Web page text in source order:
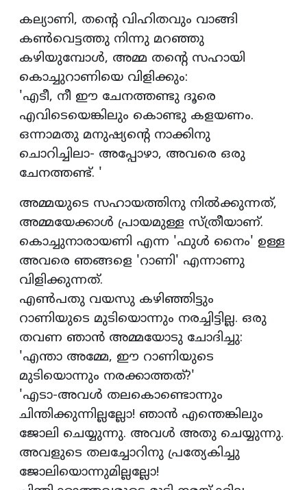
കല്യാണി, തന്റെ വിഹിതവും വാങ്ങി
കണ്‍വെട്ടത്തു നിന്നു മറഞ്ഞു
കഴിയുമ്പോള്‍, അമ്മ തന്റെ സഹായി
കൊച്ചുറാണിയെ വിളിക്കും:
'എടീ, നീ ഈ ചേനത്തണ്ടു ദൂരെ
എവിടെയെങ്കിലും കൊണ്ടു കളയണം.
ഒന്നാമതു മനുഷ്യന്റെ നാക്കിനു
ചൊറിച്ചിലാ- അപ്പോഴാ, അവരെ ഒരു
ചേനത്തണ്ട്. '
അമ്മയുടെ സഹായത്തിനു നില്‍ക്കുന്നത്,
അമ്മയേക്കാള്‍ പ്രായമുള്ള സ്ത്രീയാണ്.
കൊച്ചുനാരായണി എന്ന 'ഫുള്‍ നൈം' ഉള്ള
അവരെ ഞങ്ങളെ 'റാണി' എന്നാണു
വിളിക്കുന്നത്.
എണ്‍പതു വയസു കഴിഞ്ഞിട്ടും
റാണിയുടെ മുടിയൊന്നും നരച്ചിട്ടില്ല. ഒരു
തവണ ഞാന്‍ അമ്മയോടു ചോദിച്ചു:
'എന്താ അമ്മേ, ഈ റാണിയുടെ
മുടിയൊന്നും നരക്കാത്തത്?'
'എടാ-അവള്‍ തലകൊണ്ടൊന്നും
ചിന്തിക്കുന്നില്ലല്ലോ! ഞാന്‍ എന്തെങ്കിലും
ജോലി ചെയ്യുന്നു. അവള്‍ അതു ചെയ്യുന്നു.
അവളുടെ തലച്ചോറിനു പ്രത്യേകിച്ചു
ജോലിയൊന്നുമില്ലല്ലോ!